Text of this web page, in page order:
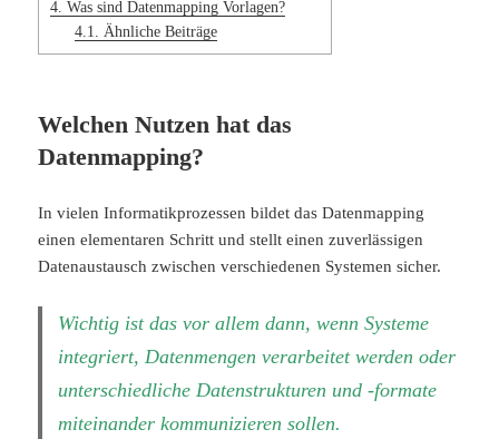
4. Was sind Datenmapping Vorlagen?
4.1.
Ähnliche Beiträge
Welchen Nutzen hat das
Datenmapping?
In vielen Informatikprozessen bildet das Datenmapping
einen elementaren Schritt und stellt einen zuverlässigen
Datenaustausch zwischen verschiedenen Systemen sicher.
Wichtig ist das vor allem dann, wenn Systeme
integriert, Datenmengen verarbeitet werden oder
unterschiedliche Datenstrukturen und -formate
miteinander kommunizieren sollen.